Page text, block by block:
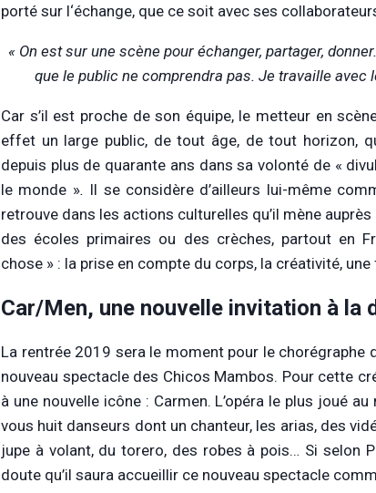
porté sur l‘échange, que ce soit avec ses
« On est sur une scène pour échanger, partager,
que le public ne comprendra pas. Je travaille avec
Car s’il est proche de son équipe, le metteur en
effet un large public, de tout âge, de tout horizon,
depuis plus de quarante ans dans sa volonté de «
le monde ». Il se considère d’ailleurs lui-même
retrouve dans les actions culturelles qu’il mène
des écoles primaires ou des crèches, partout en
chose » : la prise en compte du corps, la créativité,
Car/Men, une nouvelle invitation à la
La rentrée 2019 sera le moment pour le chorégraphe
nouveau spectacle des Chicos Mambos. Pour cette
à une nouvelle icône : Carmen. L’opéra le plus joué
vous huit danseurs dont un chanteur, les arias, des
jupe à volant, du torero, des robes à pois… Si selon
doute qu’il saura accueillir ce nouveau spectacle